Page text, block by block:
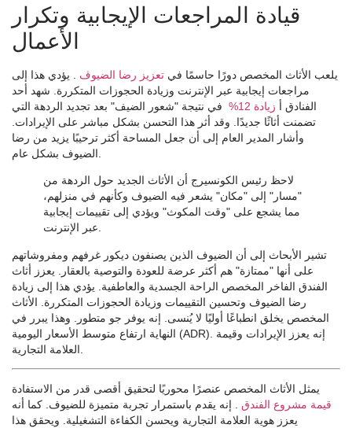
قيادة المراجعات الإيجابية وتكرار
الأعمال
يلعب الأثاث المخصص دورًا حاسمًا في تعزيز رضا الضيوف
. يؤدي هذا إلى
مراجعات إيجابية عبر الإنترنت وزيادة الحجوزات المتكررة. شهد أحد
الفنادق أ زيادة 12%
في نتيجة "شعور الضيف" بعد تجديد الردهة التي
تضمنت أثاثًا جديدًا. وقد أثر هذا التحسن بشكل مباشر على الإيرادات.
وأشار المدير العام إلى أن جعل المساحة أكثر ترحيبًا يزيد من رضا
لاحظ رئيس الكونسيرج أن الأثاث الجديد حول الردهة من
"مسار" إلى "مكان" يشعر فيه الضيوف وكأنهم في منزلهم،
مما يشجع على "وقت المكوث" ويؤدي إلى تقييمات إيجابية
تشير الأبحاث إلى أن الضيوف الذين يصنفون ديكور غرفهم ومفروشاتهم
على أنها "ممتازة" هم أكثر عرضة للعودة والتوصية بالعقار. يعزز أثاث
الفندق الفاخر المخصص الراحة الجسدية والعاطفية. يؤدي هذا إلى زيادة
رضا الضيوف وتحسين التقييمات وزيادة الحجوزات المتكررة. الأثاث
المخصص يخلق انطباعًا أوليًا لا يُنسى. إنه يوفر جو متطور. وهذا يبرر في
النهاية ارتفاع متوسط ​​الأسعار اليومية (ADR). إنه يعزز الإيرادات وقيمة
يمثل الأثاث المخصص عنصرًا محوريًا لتحقيق أقصى قدر من الاستفادة
قيمة مشروع الفندق . إنه يقدم باستمرار تجربة متميزة للضيوف. كما أنه
يعزز هوية العلامة التجارية ويحسن الكفاءة التشغيلية. ويحقق هذا